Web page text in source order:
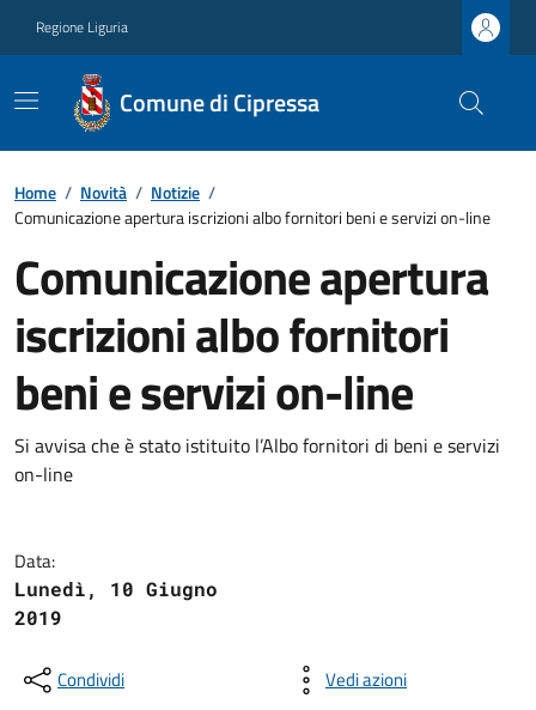
Regione Liguria
Comune di Cipressa
Home / Novità / Notizie /
Comunicazione apertura iscrizioni albo fornitori beni e servizi on-line
Comunicazione apertura
iscrizioni albo fornitori
beni e servizi on-line
Si avvisa che è stato istituito l’Albo fornitori di beni e servizi
on-line
Data:
Lunedì, 10 Giugno
2019
Condividi Vedi azioni